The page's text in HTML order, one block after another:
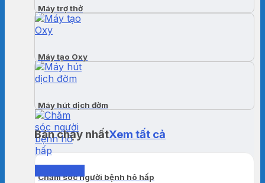
Máy trợ thở
Máy tạo Oxy
Máy hút dịch đờm
Chăm sóc người bệnh hô hấp
Bán chạy nhấtXem tất cả